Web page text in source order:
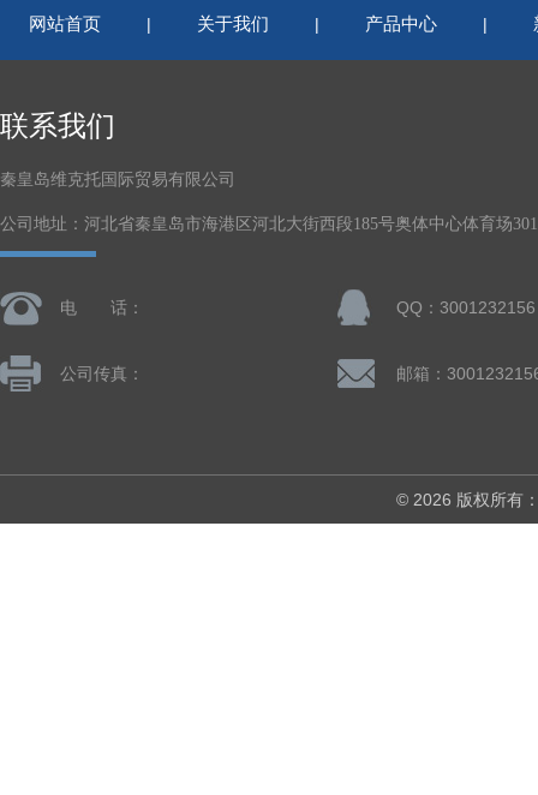
网站首页 | 关于我们 | 产品中心 |
联系我们
秦皇岛维克托国际贸易有限公司
公司地址：河北省秦皇岛市海港区河北大街西段185号奥体中心体育场
电 话： QQ：3001232156
公司传真： 邮箱：
© 2026 版权所有